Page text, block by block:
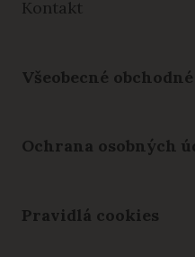
Kontakt
Všeobecné
Ochrana osobných
Pravidlá cookies